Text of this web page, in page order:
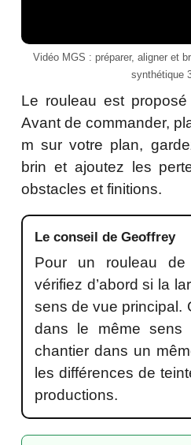
Vidéo MGS : préparer, aligner et
synthétique
Le rouleau est
Avant de commander,
m sur votre plan,
brin et ajoutez les
obstacles et finitions.
Le conseil de Geoffrey
Pour un rouleau
vérifiez d’abord si la
sens de vue principal.
dans le même sens
chantier dans un
les différences de
productions.